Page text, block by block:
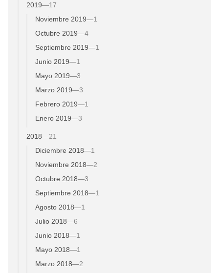
2019—17
Noviembre 2019—1
Octubre 2019—4
Septiembre 2019—1
Junio 2019—1
Mayo 2019—3
Marzo 2019—3
Febrero 2019—1
Enero 2019—3
2018—21
Diciembre 2018—1
Noviembre 2018—2
Octubre 2018—3
Septiembre 2018—1
Agosto 2018—1
Julio 2018—6
Junio 2018—1
Mayo 2018—1
Marzo 2018—2